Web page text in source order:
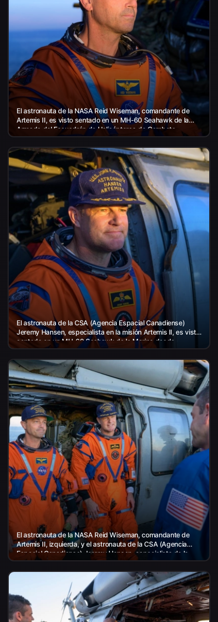
El astronauta de la NASA Reid Wiseman, comandante de
Artemis II, es visto sentado en un MH-60 Seahawk de la
Armada del Escuadrón de Helicópteros de Combate
Marítimo...
El astronauta de la CSA (Agencia Espacial Canadiense)
Jeremy Hansen, especialista en la misión Artemis II, es visto
sentado en un MH-60 Seahawk de la Marina desde...
El astronauta de la NASA Reid Wiseman, comandante de
Artemis II, izquierda, y el astronauta de la CSA (Agencia
Espacial Canadiense) Jeremy Hansen, especialista de la
misión Artemis II,...